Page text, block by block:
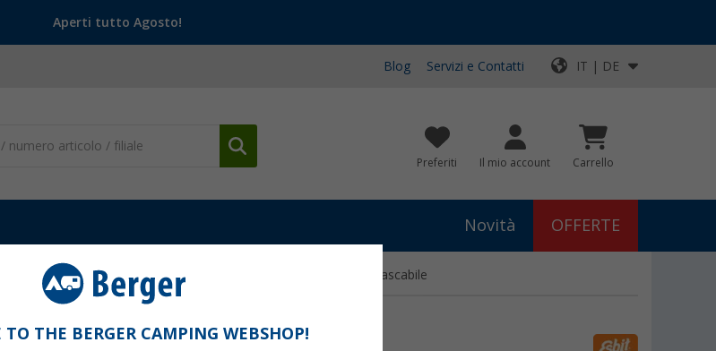
Aperti tutto Agosto!
Blog Servizi e Contatti IT | DE
Preferiti Il mio account Carrello
Novità OFFERTE
e carbonella Combustibile solido Esbit per fornello tascabile
20 unità da 4 g
TO THE BERGER CAMPING WEBSHOP!